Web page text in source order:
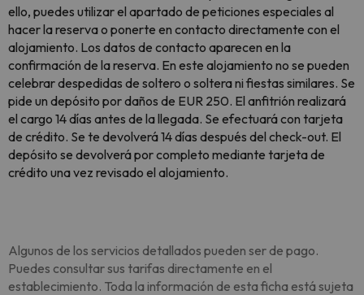
ello, puedes utilizar el apartado de peticiones especiales al
hacer la reserva o ponerte en contacto directamente con el
alojamiento. Los datos de contacto aparecen en la
confirmación de la reserva. En este alojamiento no se pueden
celebrar despedidas de soltero o soltera ni fiestas similares. Se
pide un depósito por daños de EUR 250. El anfitrión realizará
el cargo 14 días antes de la llegada. Se efectuará con tarjeta
de crédito. Se te devolverá 14 días después del check-out. El
depósito se devolverá por completo mediante tarjeta de
crédito una vez revisado el alojamiento.
Algunos de los servicios detallados pueden ser de pago.
Puedes consultar sus tarifas directamente en el
establecimiento. Toda la información de esta ficha está sujeta